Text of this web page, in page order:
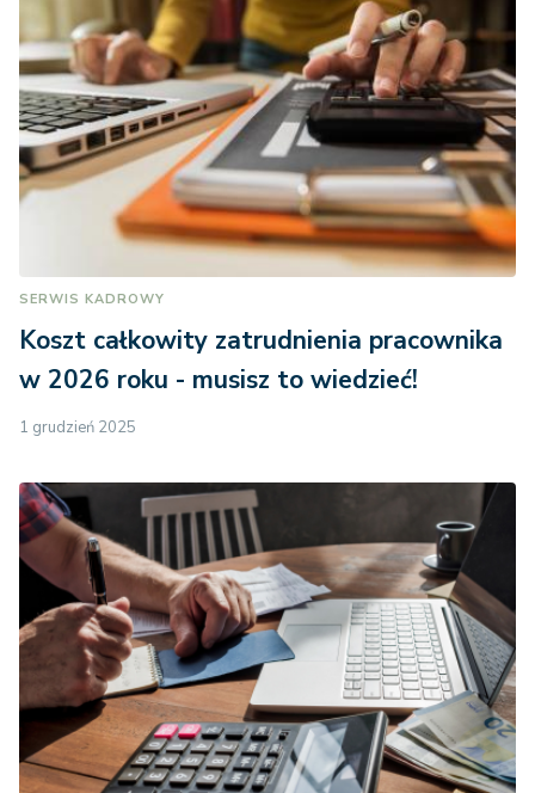
SERWIS KADROWY
Koszt całkowity zatrudnienia pracownika
w 2026 roku - musisz to wiedzieć!
1 grudzień 2025